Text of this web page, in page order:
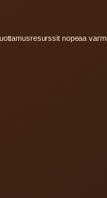
nopeaa